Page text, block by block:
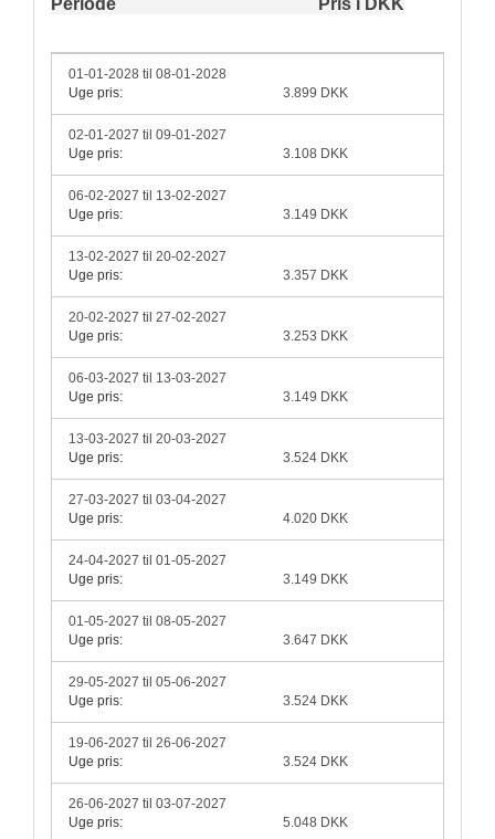
Periode Pris i DKK
01-01-2028 til 08-01-2028
Uge pris:
3.899 DKK
02-01-2027 til 09-01-2027
Uge pris:
3.108 DKK
06-02-2027 til 13-02-2027
Uge pris:
3.149 DKK
13-02-2027 til 20-02-2027
Uge pris:
3.357 DKK
20-02-2027 til 27-02-2027
Uge pris:
3.253 DKK
06-03-2027 til 13-03-2027
Uge pris:
3.149 DKK
13-03-2027 til 20-03-2027
Uge pris:
3.524 DKK
27-03-2027 til 03-04-2027
Uge pris:
4.020 DKK
24-04-2027 til 01-05-2027
Uge pris:
3.149 DKK
01-05-2027 til 08-05-2027
Uge pris:
3.647 DKK
29-05-2027 til 05-06-2027
Uge pris:
3.524 DKK
19-06-2027 til 26-06-2027
Uge pris:
3.524 DKK
26-06-2027 til 03-07-2027
Uge pris:
5.048 DKK